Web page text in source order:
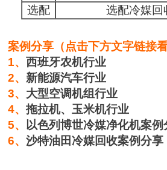
选配
选配冷媒回
案例分享（点击下方文字链接
1、西班牙农机行业
2、 新能源汽车行业
3、 大型空调机组行业
4、拖拉机、玉米机行业
5、
以色列博世冷媒净化机案例
6、沙特油田冷媒回收案例分享